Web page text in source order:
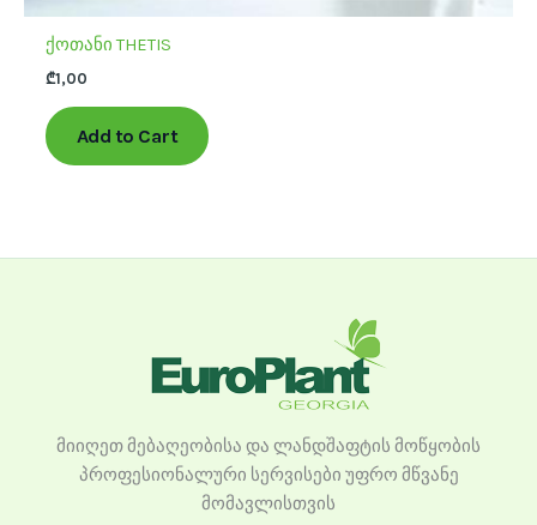
ქოთანი THETIS
₾1,00
Add to Cart
მიიღეთ მებაღეობისა და ლანდშაფტის მოწყობის
პროფესიონალური სერვისები უფრო მწვანე
მომავლისთვის